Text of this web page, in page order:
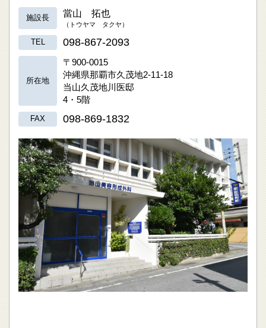
施設長 當山 拓也
（トウヤマ タクヤ）
TEL 098-867-2093
所在地
〒900-0015
沖縄県那覇市久茂地2-11-18
当山久茂地川医邸
4・5階
FAX 098-869-1832